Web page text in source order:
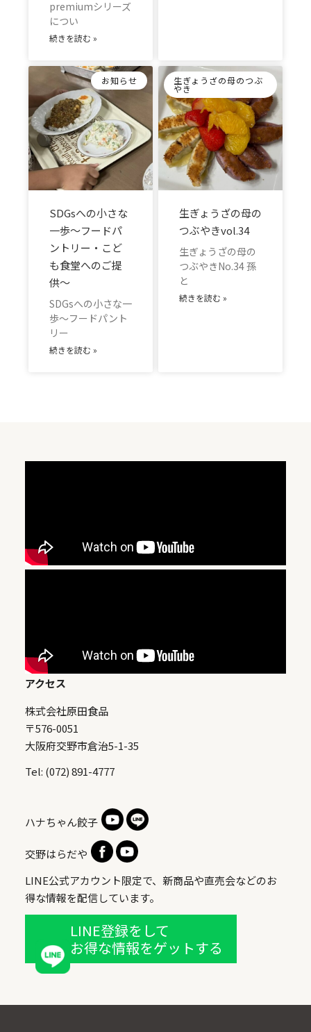
premiumシリーズ
につい
続きを読む »
お知らせ
SDGsへの小さな
一歩～フードパ
ントリー・こど
も食堂へのご提
供～
SDGsへの小さな一
歩～フードパント
リー
続きを読む »
生ぎょうざの母のつぶ
やき
生ぎょうざの母の
つぶやきvol.34
生ぎょうざの母の
つぶやきNo.34 孫
と
続きを読む »
アクセス
株式会社原田食品
〒576-0051
大阪府交野市倉治5-1-35
Tel: (072) 891-4777
ハナちゃん餃子
交野はらだや
LINE公式アカウント限定で、新商品や直売会などのお
得な情報を配信しています。
LINE登録をして
お得な情報をゲットする